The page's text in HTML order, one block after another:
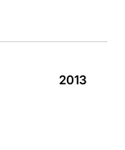
2013